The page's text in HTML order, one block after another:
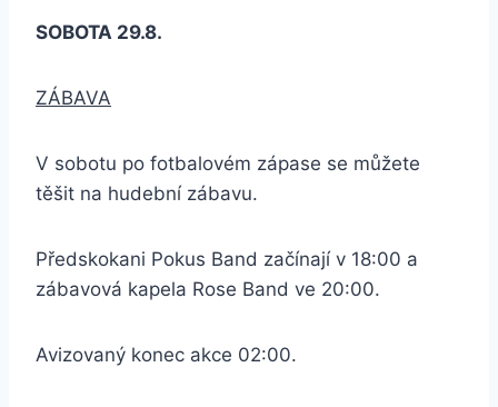
SOBOTA 29.8.
ZÁBAVA
V sobotu po fotbalovém zápase se můžete
těšit na hudební zábavu.
Předskokani Pokus Band začínají v 18:00 a
zábavová kapela Rose Band ve 20:00.
Avizovaný konec akce 02:00.